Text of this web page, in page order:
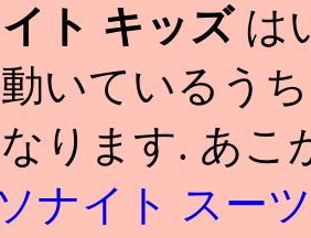
ト キッズは
いているう
ります. あ
ナイト スー